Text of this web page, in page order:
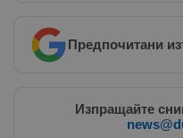
Предпочитани
Изпращайте